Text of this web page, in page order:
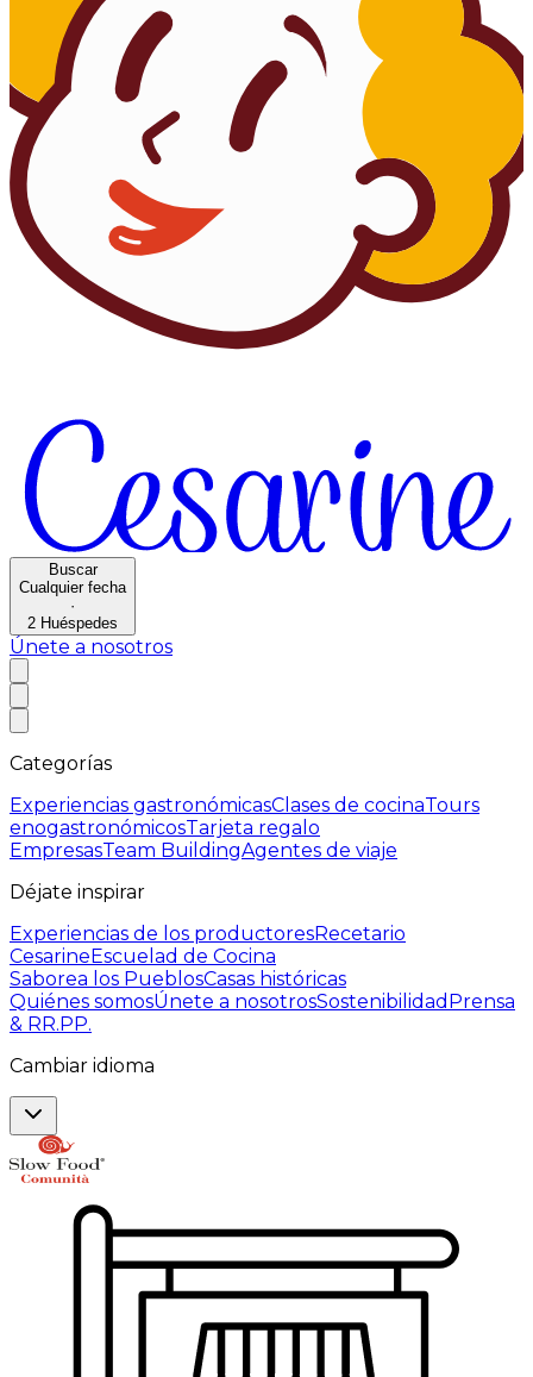
Buscar
Cualquier fecha
·
2 Huéspedes
Únete a nosotros
Categorías
Experiencias gastronómicasClases de cocinaTours
enogastronómicosTarjeta regalo
EmpresasTeam BuildingAgentes de viaje
Déjate inspirar
Experiencias de los productoresRecetario
CesarineEscuelad de Cocina
Saborea los PueblosCasas históricas
Quiénes somosÚnete a nosotrosSostenibilidad Prensa
& RR.PP.
Cambiar idioma